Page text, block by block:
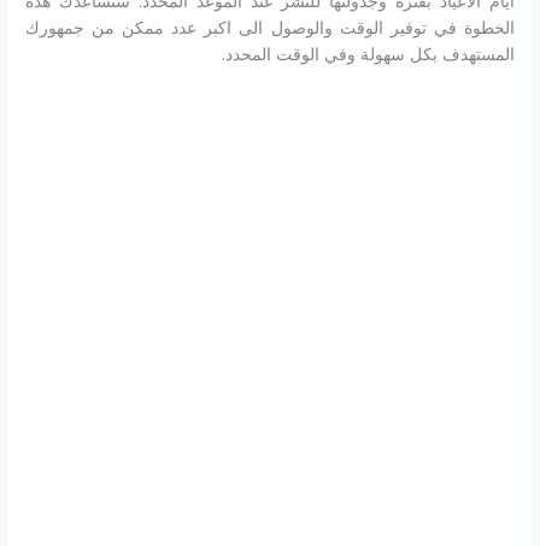
الخطوة في توفير الوقت والوصول الى اكبر عدد ممكن من جمهورك
المستهدف بكل سهولة وفي الوقت المحدد.